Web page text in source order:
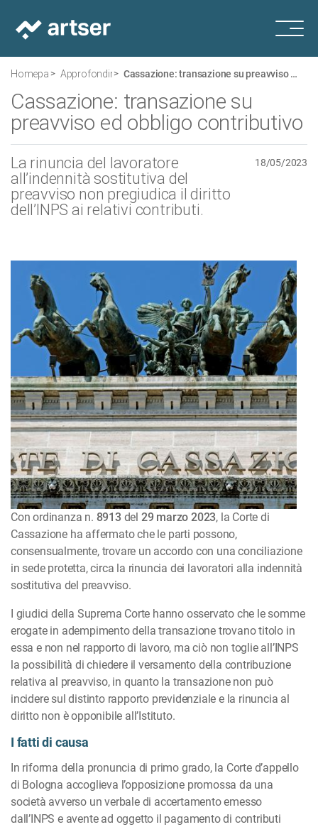
Homepage Approfondimenti Cassazione: transazione su preavviso ed obbligo contributivo
Cassazione: transazione su
preavviso ed obbligo contributivo
La rinuncia del lavoratore
all’indennità sostitutiva del
preavviso non pregiudica il diritto
dell’INPS ai relativi contributi.
18/05/2023
Con ordinanza n. 8913 del 29 marzo 2023, la Corte di
Cassazione ha affermato che le parti possono,
consensualmente, trovare un accordo con una conciliazione
in sede protetta, circa la rinuncia dei lavoratori alla indennità
sostitutiva del preavviso.
I giudici della Suprema Corte hanno osservato che le somme
erogate in adempimento della transazione trovano titolo in
essa e non nel rapporto di lavoro, ma ciò non toglie all’INPS
la possibilità di chiedere il versamento della contribuzione
relativa al preavviso, in quanto la transazione non può
incidere sul distinto rapporto previdenziale e la rinuncia al
diritto non è opponibile all’Istituto.
I fatti di causa
In riforma della pronuncia di primo grado, la Corte d’appello
di Bologna accoglieva l’opposizione promossa da una
società avverso un verbale di accertamento emesso
dall’INPS e avente ad oggetto il pagamento di contributi